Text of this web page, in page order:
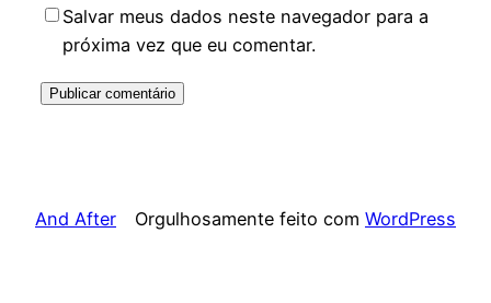
Salvar meus dados neste navegador para a
próxima vez que eu comentar.
And After Orgulhosamente feito com WordPress